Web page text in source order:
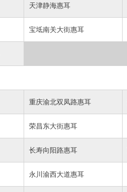
天津静海惠耳
宝坻南关大街惠耳
重庆渝北双凤路惠耳
荣昌东大街惠耳
长寿向阳路惠耳
永川渝西大道惠耳